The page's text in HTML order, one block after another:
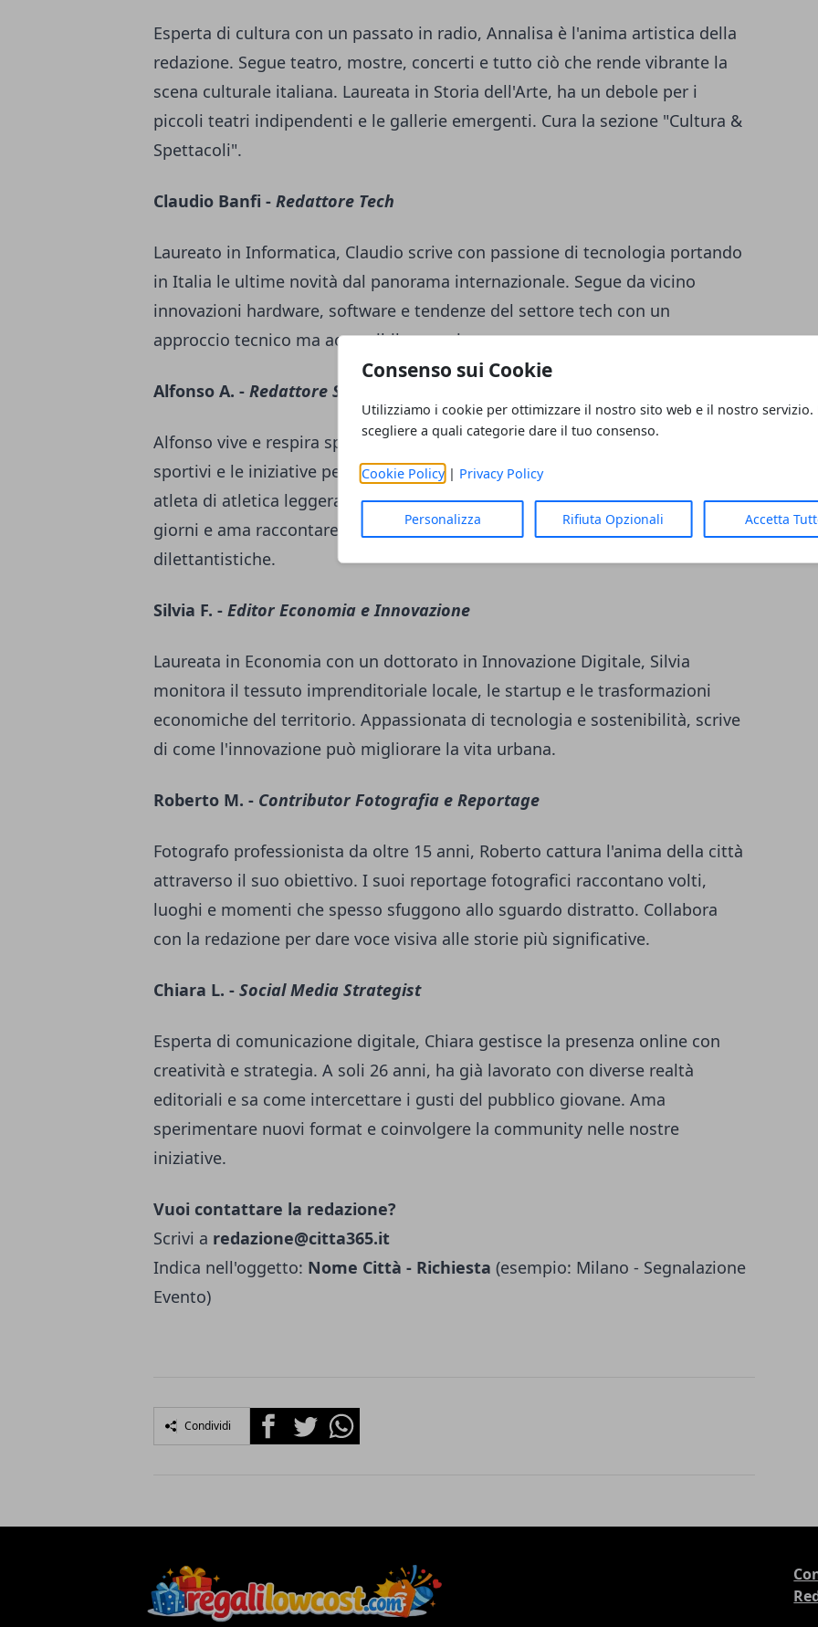
Consenso sui Cookie
Utilizziamo i cookie per ottimizzare il nostro sito web e il nostro servizio.
scegliere a quali categorie dare il tuo consenso.
Cookie Policy| Privacy Policy
Personalizza Rifiuta Opzionali Accetta
Esperta di cultura con un passato in radio, Annalisa è l'anima artistica della
redazione. Segue teatro, mostre, concerti e tutto ciò che rende vibrante la
scena culturale italiana. Laureata in Storia dell'Arte, ha un debole per i
piccoli teatri indipendenti e le gallerie emergenti. Cura la sezione "Cultura &
Spettacoli".
Claudio Banfi - Redattore Tech
Laureato in Informatica, Claudio scrive con passione di tecnologia portando
in Italia le ultime novità dal panorama internazionale. Segue da vicino
innovazioni hardware, software e tendenze del settore tech con un
approccio tecnico ma accessibile a tutti.
Alfonso A. - Redattore Sport e Tempo Libero
Alfonso vive e respira sport da sempre. Segue le squadre locali, gli eventi
sportivi e le iniziative per il tempo libero con entusiasmo contagioso. Ex
atleta di atletica leggera, conosce l'importanza dello sport nella vita di tutti i
giorni e ama raccontare le storie degli sportivi emergenti e delle realtà
dilettantistiche.
Silvia F. - Editor Economia e Innovazione
Laureata in Economia con un dottorato in Innovazione Digitale, Silvia
monitora il tessuto imprenditoriale locale, le startup e le trasformazioni
economiche del territorio. Appassionata di tecnologia e sostenibilità, scrive
di come l'innovazione può migliorare la vita urbana.
Roberto M. - Contributor Fotografia e Reportage
Fotografo professionista da oltre 15 anni, Roberto cattura l'anima della città
attraverso il suo obiettivo. I suoi reportage fotografici raccontano volti,
luoghi e momenti che spesso sfuggono allo sguardo distratto. Collabora
con la redazione per dare voce visiva alle storie più significative.
Chiara L. - Social Media Strategist
Esperta di comunicazione digitale, Chiara gestisce la presenza online con
creatività e strategia. A soli 26 anni, ha già lavorato con diverse realtà
editoriali e sa come intercettare i gusti del pubblico giovane. Ama
sperimentare nuovi format e coinvolgere la community nelle nostre
iniziative.
Vuoi contattare la redazione?
Scrivi a redazione@citta365.it
Indica nell'oggetto: Nome Città - Richiesta (esempio: Milano - Segnalazione
Evento)
Condividi FacebookTwitterWhatsapp